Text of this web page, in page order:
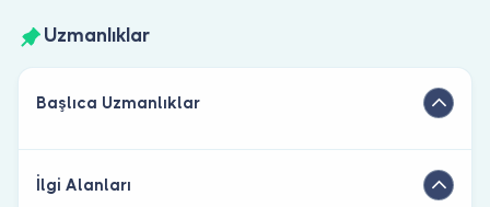
Uzmanlıklar
Başlıca Uzmanlıklar
İlgi Alanları